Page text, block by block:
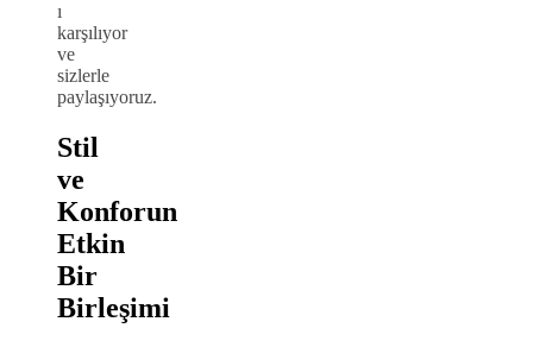
ı
karşılıyor
ve
sizlerle
paylaşıyoruz.
Stil
ve
Konforun
Etkin
Bir
Birleşimi